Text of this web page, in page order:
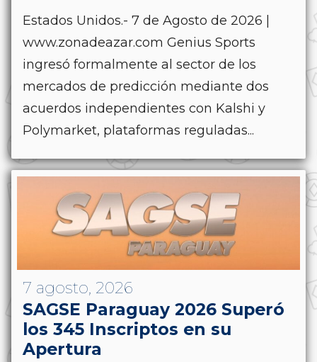
Estados Unidos.- 7 de Agosto de 2026 |
www.zonadeazar.com Genius Sports
ingresó formalmente al sector de los
mercados de predicción mediante dos
acuerdos independientes con Kalshi y
Polymarket, plataformas reguladas...
7 agosto, 2026
SAGSE Paraguay 2026 Superó
los 345 Inscriptos en su
Apertura